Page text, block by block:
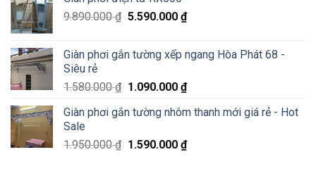
chỉ
200K
9.890.000₫ 5.590.000 ₫
Giàn phơi gắn tường xếp ngang Hòa Phát 68 -
Siêu rẻ
1.580.000₫ 1.090.000 ₫
Giàn phơi gắn tường nhôm thanh mới giá rẻ - Hot
Sale
1.950.000₫ 1.590.000 ₫